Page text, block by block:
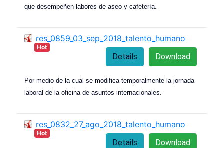
que desempeñen labores de aseo y cafetería.
res_0859_03_sep_2018_talento_humano
Hot
Download
Details
Por medio de la cual se modifica temporalmente la jornada
laboral de la oficina de asuntos internacionales.
res_0832_27_ago_2018_talento_humano
Hot
Download
Details